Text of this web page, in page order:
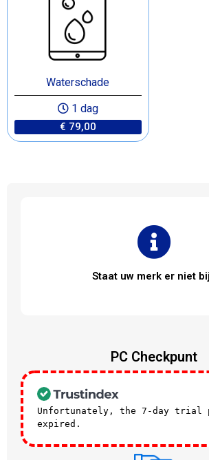
Waterschade
1 dag
€ 79,00
Staat uw merk er niet
PC Checkpunt
Unfortunately, the 7-day trial
expired.